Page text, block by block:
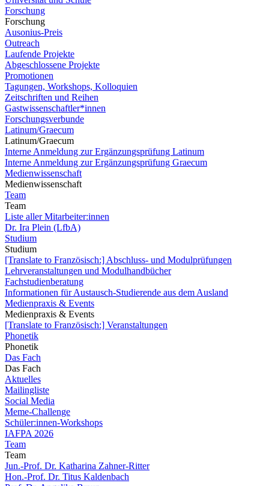
Forschung
Forschung
Ausonius-Preis
Outreach
Laufende Projekte
Abgeschlossene Projekte
Promotionen
Tagungen, Workshops, Kolloquien
Zeitschriften und Reihen
Gastwissenschaftler*innen
Forschungsverbunde
Latinum/Graecum
Latinum/Graecum
Interne Anmeldung zur Ergänzungsprüfung Latinum
Interne Anmeldung zur Ergänzungsprüfung Graecum
Medienwissenschaft
Medienwissenschaft
Team
Team
Liste aller Mitarbeiter:innen
Dr. Ira Plein (LfbA)
Studium
Studium
[Translate to Französisch:] Abschluss- und Modulprüfungen
Lehrveranstaltungen und Modulhandbücher
Fachstudienberatung
Informationen für Austausch-Studierende aus dem Ausland
Medienpraxis & Events
Medienpraxis & Events
[Translate to Französisch:] Veranstaltungen
Phonetik
Phonetik
Das Fach
Das Fach
Aktuelles
Mailingliste
Social Media
Meme-Challenge
Schüler:innen-Workshops
IAFPA 2026
Team
Team
Jun.-Prof. Dr. Katharina Zahner-Ritter
Hon.-Prof. Dr. Titus Kaldenbach